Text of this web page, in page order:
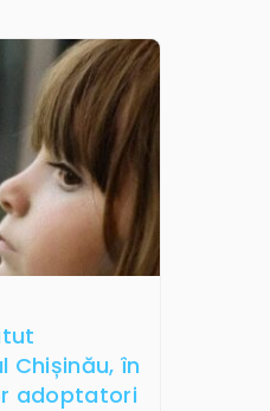
Chișinău, în
adoptatori